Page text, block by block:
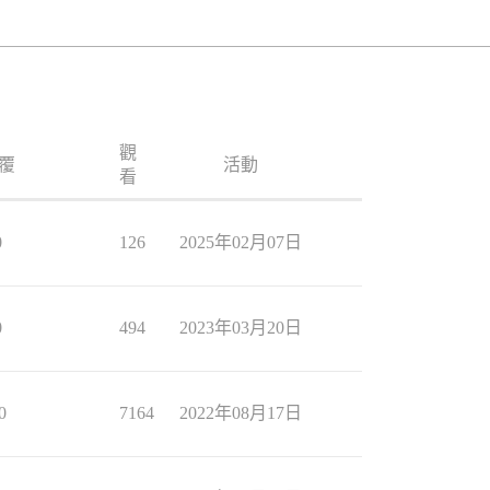
觀
看
活動
126 2025年02月07日
494 2023年03月20日
7164 2022年08月17日